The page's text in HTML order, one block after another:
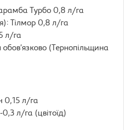
Турбо 0,8 л/га
Тілмор 0,8 л/га
л/га
(Тернопільщина
0,15 л/га
л/га (цвітоїд)